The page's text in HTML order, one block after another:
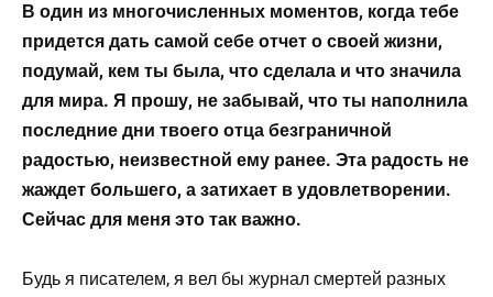
В один из многочисленных моментов, когда тебе
придется дать самой себе отчет о своей жизни,
подумай, кем ты была, что сделала и что значила
для мира. Я прошу, не забывай, что ты наполнила
последние дни твоего отца безграничной
радостью, неизвестной ему ранее. Эта радость не
жаждет большего, а затихает в удовлетворении.
Сейчас для меня это так важно.
Будь я писателем, я вел бы журнал смертей разных